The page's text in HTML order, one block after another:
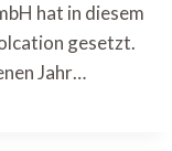
hat in diesem
gesetzt.
Jahr…